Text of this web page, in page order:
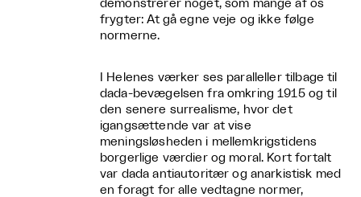
demonstrerer noget, som mange af os
frygter: At gå egne veje og ikke følge
normerne.
I Helenes værker ses paralleller tilbage til
dada-bevægelsen fra omkring 1915 og til
den senere surrealisme, hvor det
igangsættende var at vise
meningsløsheden i mellemkrigstidens
borgerlige værdier og moral. Kort fortalt
var dada antiautoritær og anarkistisk med
en foragt for alle vedtagne normer,